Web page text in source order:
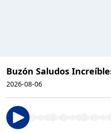
Buzón Saludos
2026-08-06